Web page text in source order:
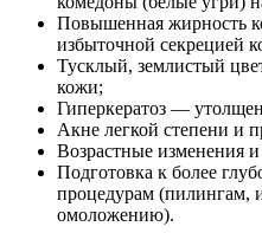
Повышенная жирность
избыточной секрецией
Тусклый, землистый
кожи;
Гиперкератоз —
Акне легкой степени и
Возрастные изменения
Подготовка к более
процедурам (пилингам,
омоложению).